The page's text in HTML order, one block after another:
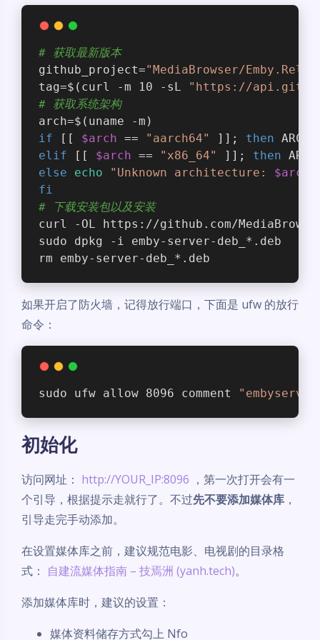
# 获取最新版本
github_project="MediaBrowser/
tag=$(curl -m 10 -sL
"https://
# 获取系统架构
arch=$(uname -m)
if [[ $arch == "aarch64" ]]; then
elif [[ $arch == "x86_64" ]]; then
else
echo "Unknown architecture: $arch
fi
# 下载安装包以及安装
curl -OL https://github.com/
sudo dpkg -i emby-server-deb_*.deb
rm emby-server-deb_*.deb
如果开启了防火墙，记得放行端口，下面是 ufw 的放行
命令：
sudo ufw allow 8096 comment
初始化
访问网址： http://YOUR_IP:8096 ，第一次打开会有一
个引导，根据提示走就行了。不过先不要添加媒体库 ，
引导走完手动添加。
在设置媒体库之前，建议规范电影、电视剧的目录格
式： 自建流媒体指南 – 技焉洲 (yanh.tech)。
添加媒体库时，建议的设置：
媒体资料储存方式勾上 Nfo